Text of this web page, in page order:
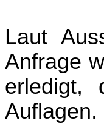
Laut
Anfrage
erledigt,
Auflagen.